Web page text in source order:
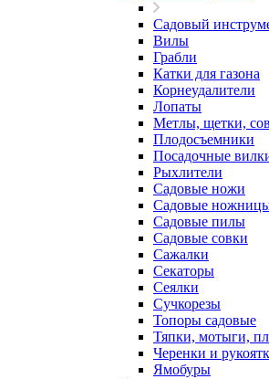
Садовый
Вилы
Грабли
Катки для газона
Корнеудалители
Лопаты
Метлы, щетки,
Плодосъемники
Посадочные
Рыхлители
Садовые ножи
Садовые
Садовые пилы
Садовые совки
Сажалки
Секаторы
Сеялки
Сучкорезы
Топоры садовые
Тяпки, мотыги,
Черенки и
Ямобуры